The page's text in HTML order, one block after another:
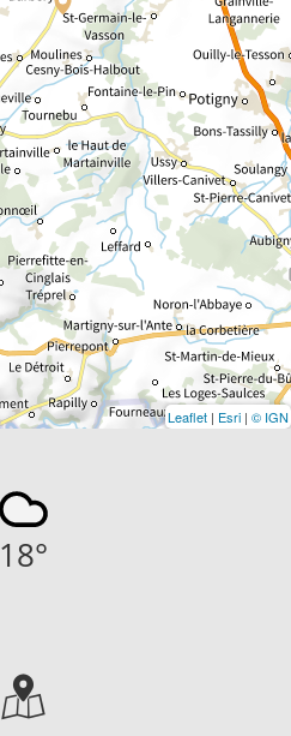
Leaflet | Esri | © IGN
18°